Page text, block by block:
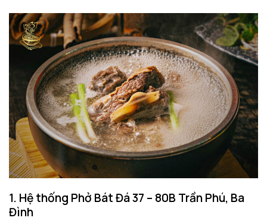
1. Hệ thống Phở Bát Đá 37 – 80B Trần Phú, Ba
Đình